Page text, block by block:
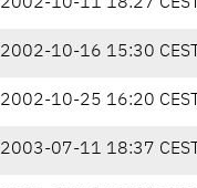
2002-10-11 18:27 CEST
2002-10-16 15:30 CEST
2002-10-25 16:20 CEST
2003-07-11 18:37 CEST